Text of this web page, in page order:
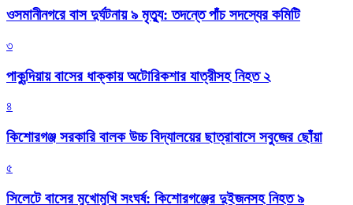
ওসমানীনগরে বাস দুর্ঘটনায় ৯ মৃত্যু: তদন্তে পাঁচ সদস্যের কমিটি
৩
পাকুন্দিয়ায় বাসের ধাক্কায় অটোরিকশার যাত্রীসহ নিহত ২
৪
কিশোরগঞ্জ সরকারি বালক উচ্চ বিদ্যালয়ের ছাত্রাবাসে সবুজের ছোঁয়া
৫
সিলেটে বাসের মুখোমুখি সংঘর্ষ: কিশোরগঞ্জের দুইজনসহ নিহত ৯